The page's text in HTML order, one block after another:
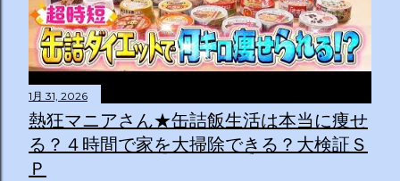
1月 31, 2026
熱狂マニアさん★缶詰飯生活は本当に痩せ
る？４時間で家を大掃除できる？大検証Ｓ
Ｐ